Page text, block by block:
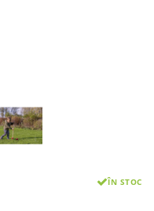
ÎN STOC